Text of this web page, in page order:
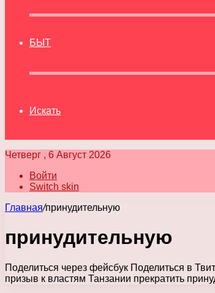
БЫТ
Искать
Четверг , 6 Август 2026
Войти
Switch skin
Главная/принудительную
принудительную
Поделиться через фейсбук Поделиться в
призыв к властям Танзании прекратить